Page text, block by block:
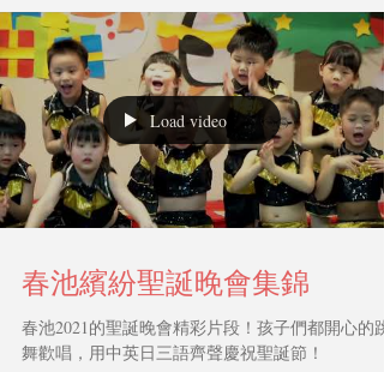
Load video
春池繽紛聖誕晚會集錦
春池2021的聖誕晚會精彩片段！孩子們都開心的跳
舞歡唱，用中英日三語齊聲慶祝聖誕節！